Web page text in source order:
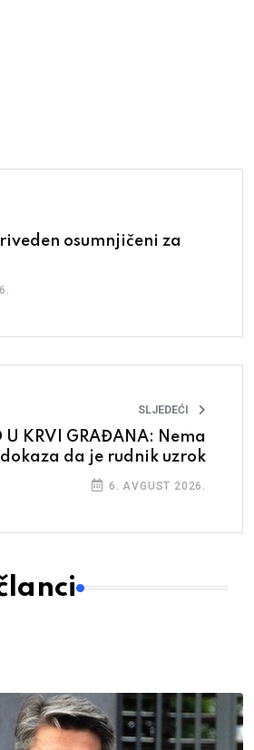
osumnjičeni za
SLJEDEĆI
U KRVI GRAĐANA: Nema
dokaza da je rudnik uzrok
6. AVGUST 2026.